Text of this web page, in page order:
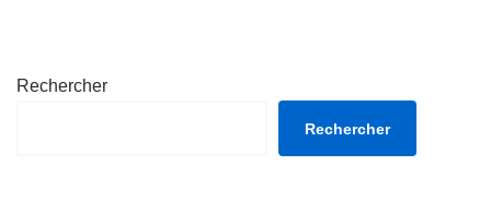
Rechercher
Rechercher